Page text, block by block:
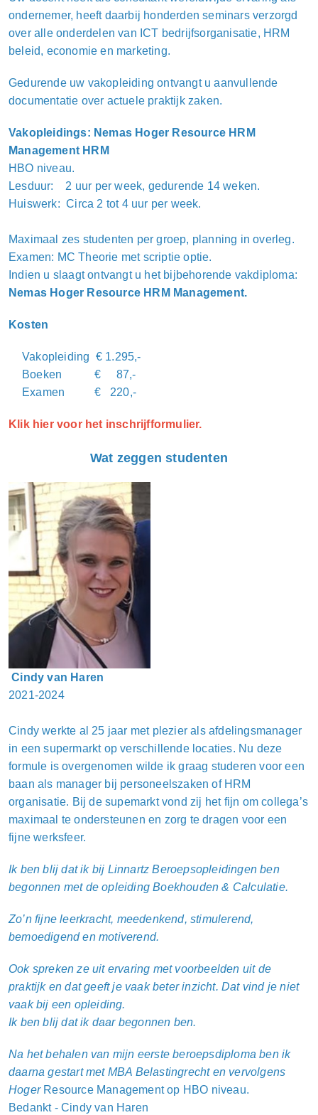
ondernemer, heeft daarbij honderden seminars verzorgd
over alle onderdelen van ICT bedrijfsorganisatie, HRM
beleid, economie en marketing.
Gedurende uw vakopleiding ontvangt u aanvullende
documentatie over actuele praktijk zaken.
Vakopleidings: Nemas Hoger Resource HRM
Management HRM
HBO niveau.
Lesduur: 2 uur per week, gedurende 14 weken.
Huiswerk: Circa 2 tot 4 uur per week.
Maximaal zes studenten per groep, planning in overleg.
Examen: MC Theorie met scriptie optie.
Indien u slaagt ontvangt u het bijbehorende vakdiploma:
Nemas Hoger Resource HRM Management.
Kosten
Vakopleiding € 1.295,-
Boeken € 87,-
Examen € 220,-
Klik hier voor het inschrijfformulier.
Wat zeggen studenten
Cindy van Haren
2021-2024
Cindy werkte al 25 jaar met plezier als afdelingsmanager
in een supermarkt op verschillende locaties. Nu deze
formule is overgenomen wilde ik graag studeren voor een
baan als manager bij personeelszaken of HRM
organisatie. Bij de supemarkt vond zij het fijn om collega’s
maximaal te ondersteunen en zorg te dragen voor een
fijne werksfeer.
Ik ben blij dat ik bij Linnartz Beroepsopleidingen ben
begonnen met de opleiding Boekhouden & Calculatie.
Zo’n fijne leerkracht, meedenkend, stimulerend,
bemoedigend en motiverend.
Ook spreken ze uit ervaring met voorbeelden uit de
praktijk en dat geeft je vaak beter inzicht. Dat vind je niet
vaak bij een opleiding.
Ik ben blij dat ik daar begonnen ben.
Na het behalen van mijn eerste beroepsdiploma ben ik
daarna gestart met MBA Belastingrecht en vervolgens
HogerResource Management op HBO niveau.
Bedankt - Cindy van Haren